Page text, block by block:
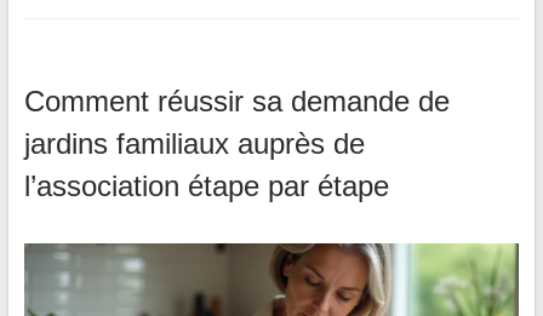
Comment réussir sa demande de
jardins familiaux auprès de
l’association étape par étape